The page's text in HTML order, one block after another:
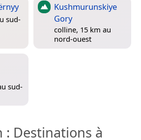
sud-
Kushmurunskiye
Gory
colline, 15 km au
nord-ouest
sud-
: Destinations à